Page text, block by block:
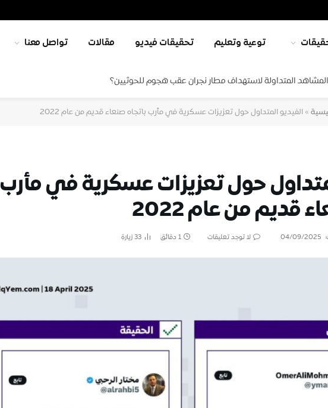
توعية وتعليم تحقيقات فيديو مقالات تواصل معنا
المتداولة لاستهداف مطار نجران عقب هجوم للحوثيين؟
» الفيديو المتداول حول تعزيزات عسكرية في مأرب باتجاه صنعاء قديم من عام 2022
حول تعزيزات عسكرية في مأرب
قديم من عام 2022
04/09/2025 لا توجد تعليقات 1 دقائق 33زيارة